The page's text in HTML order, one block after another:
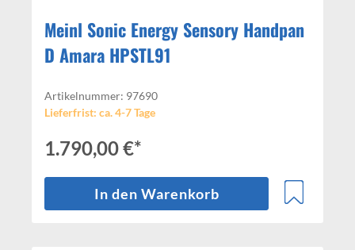
Meinl Sonic Energy Sensory Handpan
D Amara HPSTL91
Artikelnummer: 97690
Lieferfrist: ca. 4-7 Tage
1.790,00 €*
In den Warenkorb